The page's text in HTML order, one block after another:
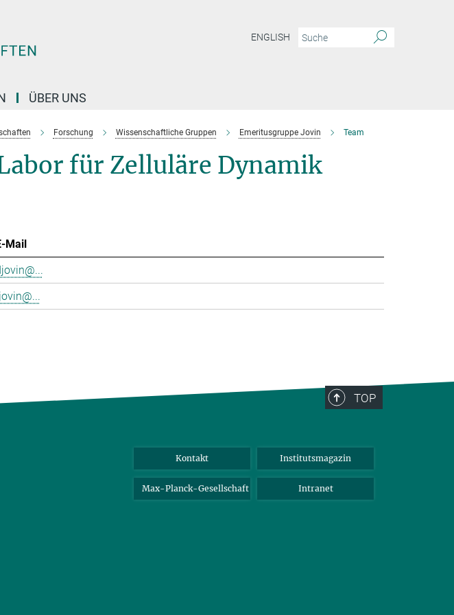
ENGLISH
ÜBER UNS
Forschung Wissenschaftliche Gruppen Emeritusgruppe Jovin Team
für Zelluläre Dynamik
Mail
TOP
Kontakt Institutsmagazin
Max-Planck-Gesellschaft Intranet